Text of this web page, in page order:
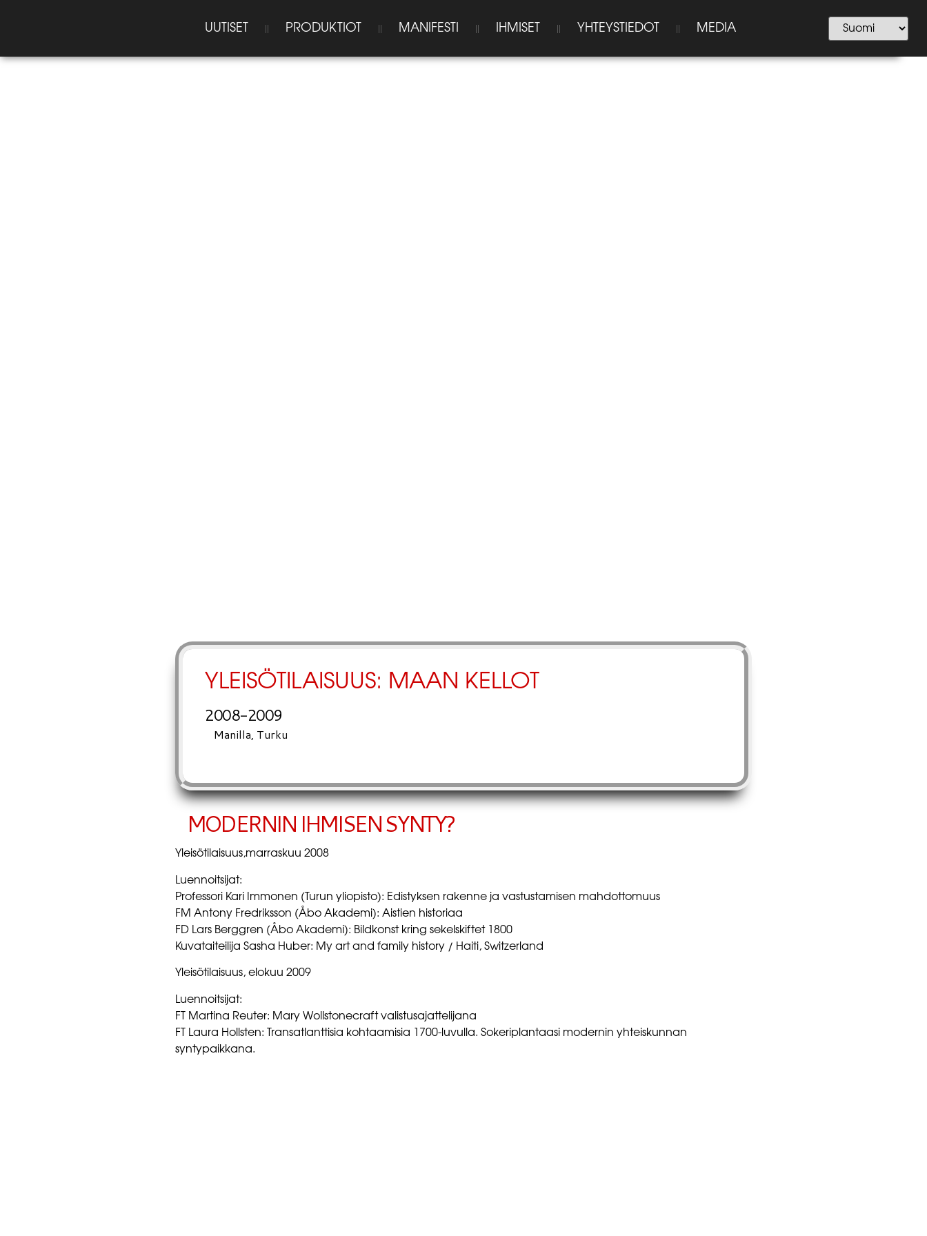
UUTISET PRODUKTIOT MANIFESTI IHMISET YHTEYSTIEDOT MEDIA
YLEISÖTILAISUUS: MAAN KELLOT
2008-2009
Manilla, Turku
MODERNIN IHMISEN SYNTY?
Yleisötilaisuus,marraskuu 2008
Luennoitsijat:
Professori Kari Immonen (Turun yliopisto): Edistyksen rakenne ja vastustamisen mahdottomuus
FM Antony Fredriksson (Åbo Akademi): Aistien historiaa
FD Lars Berggren (Åbo Akademi): Bildkonst kring sekelskiftet 1800
Kuvataiteilija Sasha Huber: My art and family history / Haiti, Switzerland
Yleisötilaisuus, elokuu 2009
Luennoitsijat:
FT Martina Reuter: Mary Wollstonecraft valistusajattelijana
FT Laura Hollsten: Transatlanttisia kohtaamisia 1700-luvulla. Sokeriplantaasi modernin yhteiskunnan
syntypaikkana.